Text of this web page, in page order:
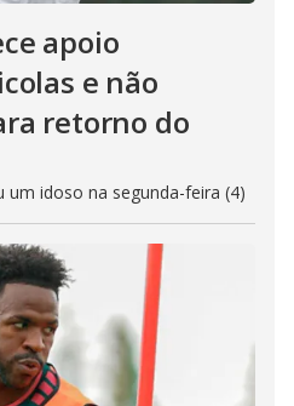
apoio
e não
retorno do
idoso na segunda-feira (4)